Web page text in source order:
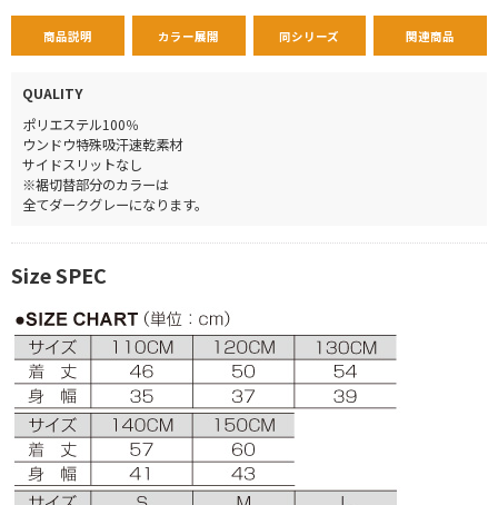
商品説明 カラー展開 同シリーズ 関連商品
QUALITY
ポリエステル100％
ウンドウ特殊吸汗速乾素材
サイドスリットなし
※裾切替部分のカラーは
全てダークグレーになります。
Size SPEC